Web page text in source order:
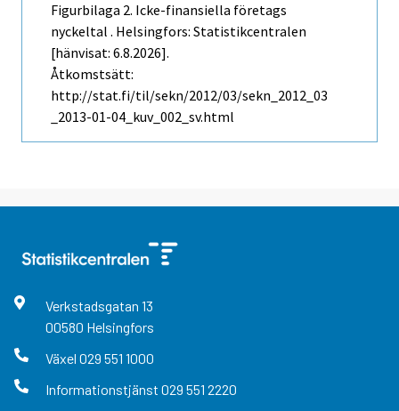
Figurbilaga 2. Icke-finansiella företags
nyckeltal . Helsingfors: Statistikcentralen
[hänvisat: 6.8.2026].
Åtkomstsätt:
http://stat.fi/til/sekn/2012/03/sekn_2012_03
_2013-01-04_kuv_002_sv.html
Verkstadsgatan 13
00580 Helsingfors
Växel 029 551 1000
Informationstjänst 029 551 2220